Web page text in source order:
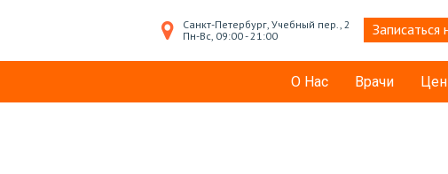
Санкт-Петербург, Учебный пер., 2
Пн-Вс, 09:00 - 21:00
Записаться
О Нас Врачи